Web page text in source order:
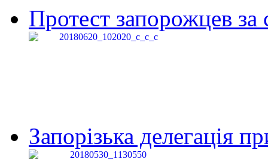
Протест запорожцев за
Запорізька делегація